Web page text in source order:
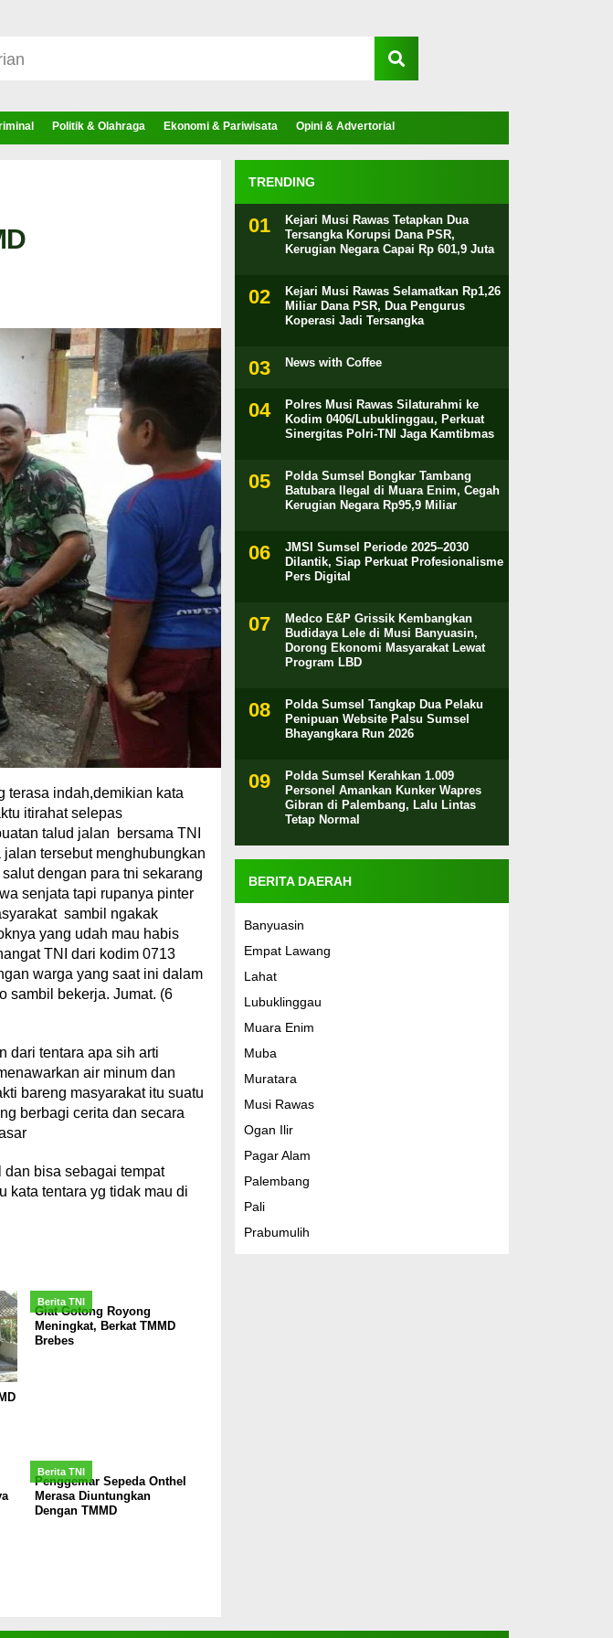
Politik & Olahraga Ekonomi & Pariwisata Opini & Advertorial
terasa indah,demikian kata
itirahat selepas
talud jalan bersama TNI
tersebut menghubungkan
dengan para tni sekarang
senjata tapi rupanya pinter
sambil ngakak
yang udah mau habis
TNI dari kodim 0713
warga yang saat ini dalam
sambil bekerja. Jumat. (6
dari tentara apa sih arti
air minum dan
bareng masyarakat itu suatu
berbagi cerita dan secara
bisa sebagai tempat
kata tentara yg tidak mau di
Berita TNI
Giat Gotong Royong
Meningkat, Berkat TMMD
Brebes
Berita TNI
Penggemar Sepeda Onthel
Merasa Diuntungkan
Dengan TMMD
TRENDING
Kejari Musi Rawas Tetapkan Dua
Tersangka Korupsi Dana PSR,
Kerugian Negara Capai Rp 601,9 Juta
Kejari Musi Rawas Selamatkan Rp1,26
Miliar Dana PSR, Dua Pengurus
Koperasi Jadi Tersangka
News with Coffee
Polres Musi Rawas Silaturahmi ke
Kodim 0406/Lubuklinggau, Perkuat
Sinergitas Polri-TNI Jaga Kamtibmas
Polda Sumsel Bongkar Tambang
Batubara Ilegal di Muara Enim, Cegah
Kerugian Negara Rp95,9 Miliar
JMSI Sumsel Periode 2025–2030
Dilantik, Siap Perkuat Profesionalisme
Pers Digital
Medco E&P Grissik Kembangkan
Budidaya Lele di Musi Banyuasin,
Dorong Ekonomi Masyarakat Lewat
Program LBD
Polda Sumsel Tangkap Dua Pelaku
Penipuan Website Palsu Sumsel
Bhayangkara Run 2026
Polda Sumsel Kerahkan 1.009
Personel Amankan Kunker Wapres
Gibran di Palembang, Lalu Lintas
Tetap Normal
BERITA DAERAH
Banyuasin
Empat Lawang
Lahat
Lubuklinggau
Muara Enim
Muba
Muratara
Musi Rawas
Ogan Ilir
Pagar Alam
Palembang
Pali
Prabumulih